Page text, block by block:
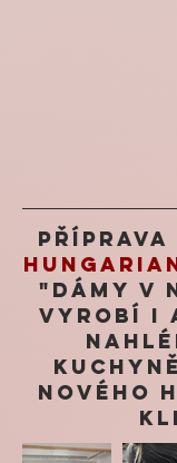
Příprava
"Dámy v
vyrobí i
nového